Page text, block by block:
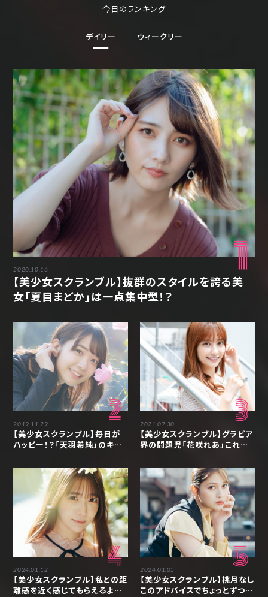
今日のランキング
デイリー ウィークリー
1
2020.10.16
【美少女スクランブル】抜群のスタイルを誇る美
女「夏目まどか」は一点集中型！？
2
2019.11.29
【美少女スクランブル】毎日が
ハッピー！？「天羽希純」のキュ
3
2021.07.30
【美少女スクランブル】グラビア
界の問題児「花咲れあ」これか
4
2024.01.12
【美少女スクランブル】私との距
離感を近く感じてもらえるよう
5
2024.01.05
【美少女スクランブル】桃月なし
このアドバイスでちょっとずつ自